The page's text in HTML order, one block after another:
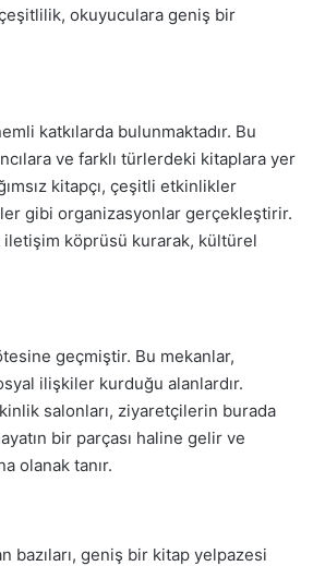
çeşitlilik, okuyuculara geniş bir
katkılarda bulunmaktadır. Bu
ve farklı türlerdeki kitaplara yer
kitapçı, çeşitli etkinlikler
gibi organizasyonlar gerçekleştirir.
köprüsü kurarak, kültürel
geçmiştir. Bu mekanlar,
ilişkiler kurduğu alanlardır.
salonları, ziyaretçilerin burada
bir parçası haline gelir ve
olanak tanır.
bazıları, geniş bir kitap yelpazesi